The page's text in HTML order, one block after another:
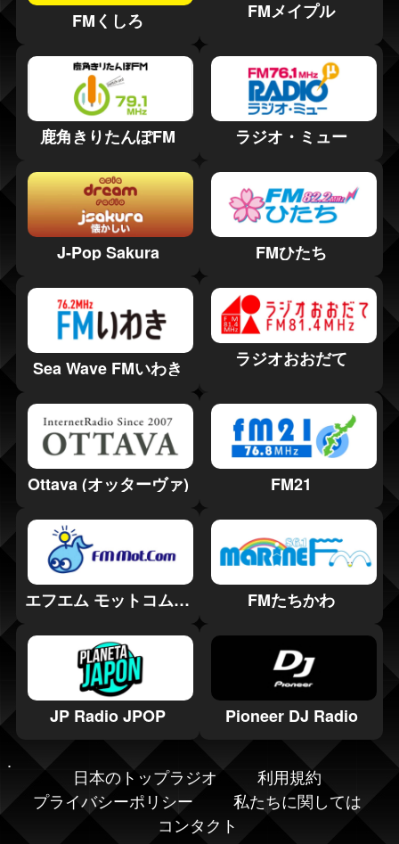
FMくしろ FMメイプル
鹿角きりたんぽFM ラジオ・ミュー
J-Pop Sakura FMひたち
Sea Wave FMいわき ラジオおおだて
Ottava (オッターヴァ) FM21
エフエム モットコム (FM Mot.com) FMたちかわ
JP Radio JPOP Pioneer DJ Radio
日本のトップラジオ
利用規約
プライバシーポリシー
私たちに関しては
コンタクト